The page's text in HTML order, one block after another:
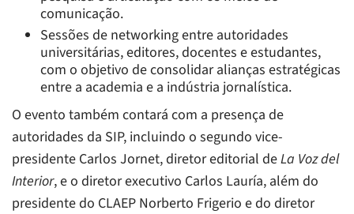
comunicação.
Sessões de networking entre autoridades
universitárias, editores, docentes e estudantes,
com o objetivo de consolidar alianças estratégicas
entre a academia e a indústria jornalística.
O evento também contará com a presença de
autoridades da SIP, incluindo o segundo vice-
presidente Carlos Jornet, diretor editorial deLa Voz del
Interior, e o diretor executivo Carlos Lauría, além do
presidente do CLAEP Norberto Frigerio e do diretor